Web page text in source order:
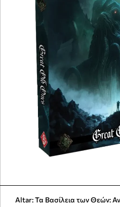
Altar: Τα Βασίλεια των Θεών: